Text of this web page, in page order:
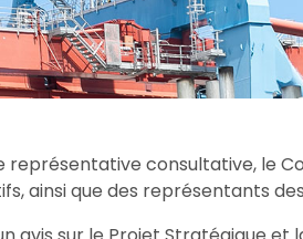
représentative consultative, le
ainsi que des représentants